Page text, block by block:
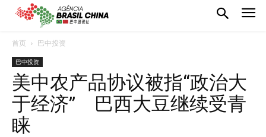
首页 巴中投资
巴中投资
美中农产品协议被指“政治大
于经济” 巴西大豆继续受青
睐